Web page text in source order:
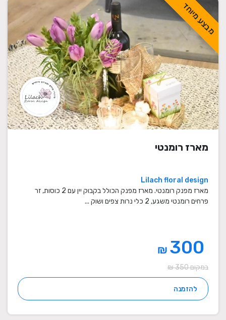
מבצע מיוחד
מארז רומנטי
Lilach floral design
מארז מפנק רומנטי. מארז מפנק הכולל בקבוק יין עם 2 כוסות, זר
פרחים רומנטי משגע, 2 כלי נרות צפים ושוק ...
₪
במקום 350 ₪
להזמנה